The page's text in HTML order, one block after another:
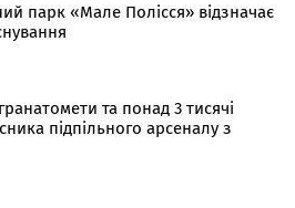
парк «Мале Полісся» відзначає
та понад 3 тисячі
підпільного арсеналу з